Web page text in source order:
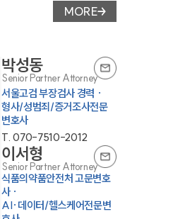
변호사 페이지 이동
MORE
박성동
Senior Partner Attorney
서울고검 부장검사 경력 ·
형사/성범죄/증거조사전문
변호사
T.070-7510-2012
이서형
Senior Partner Attorney
식품의약품안전처 고문변호
사 ·
AI·데이터/헬스케어전문변